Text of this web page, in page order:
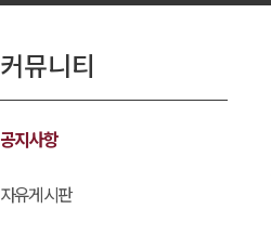
커뮤니티
공지사항
자유게시판